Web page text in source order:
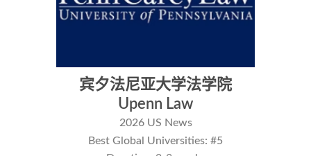
宾夕法尼亚大学法学院
Upenn Law
2026 US News
Best Global Universities: #5